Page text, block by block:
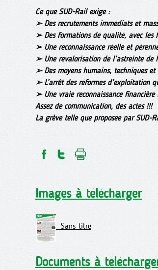
Ce que SUD-Rail exige :
➢ Des recrutements immédiats et
➢ Des formations de qualité, avec les
➢ Une reconnaissance réelle et
➢ Une revalorisation de l’astreinte de
➢ Des moyens humains, techniques
➢ L’arrêt des réformes d’exploitation
➢ Une vraie reconnaissance
Assez de communication, des actes !!!
La grève telle que proposée par SUD-
Images à télécharger
Sans titre
Documents à